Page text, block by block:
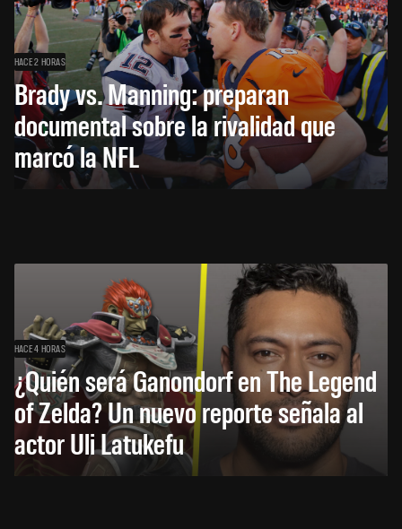
HACE 2 HORAS
Brady vs. Manning: preparan
documental sobre la rivalidad que
marcó la NFL
HACE 4 HORAS
¿Quién será Ganondorf en The Legend
of Zelda? Un nuevo reporte señala al
actor Uli Latukefu